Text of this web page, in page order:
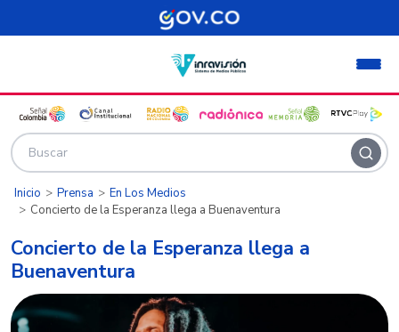
Pasar al contenido principal
Inicio Prensa
En Los Medios
Concierto de la Esperanza llega a Buenaventura
Concierto de la Esperanza llega a
Buenaventura